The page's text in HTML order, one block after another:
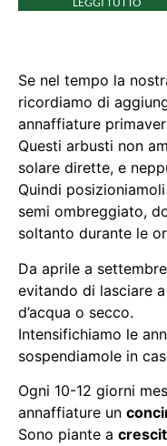
Se nel tempo la
ricordiamo di
annaffiature
Questi arbusti non
solare dirette, e
Quindi
semi ombreggiato,
soltanto durante le
Da aprile a
evitando di lasciare
d’acqua o secco.
Intensifichiamo le
sospendiamole in
Ogni 10-12 giorni
annaffiature un
Sono piante a